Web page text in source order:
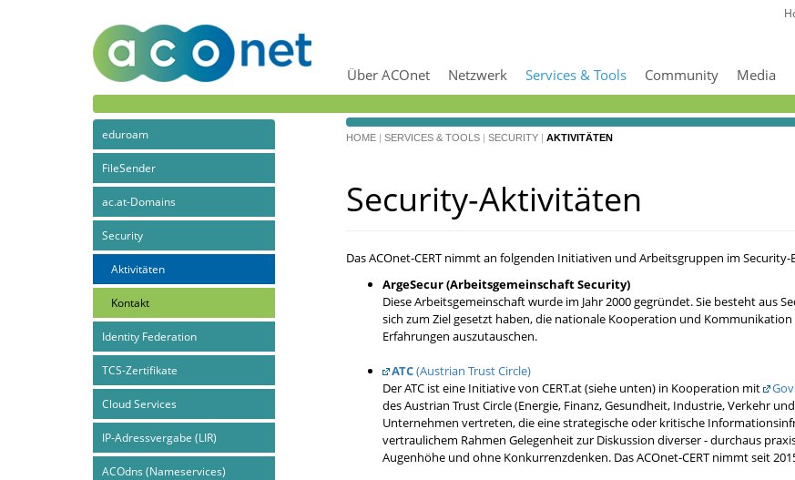
Über ACOnet Netzwerk Services & Tools Community Media
eduroam
FileSender
ac.at-Domains
Security
Aktivitäten
Kontakt
Identity Federation
TCS-Zertifikate
Cloud Services
IP-Adressvergabe (LIR)
ACOdns (Nameservices)
HOME| SERVICES & TOOLS| SECURITY| AKTIVITÄTEN
Security-Aktivitäten
Das ACOnet-CERT nimmt an folgenden Initiativen und Arbeitsgruppen im Security-
ArgeSecur (Arbeitsgemeinschaft Security)
Diese Arbeitsgemeinschaft wurde im Jahr 2000 gegründet. Sie besteht aus
sich zum Ziel gesetzt haben, die nationale Kooperation und
Erfahrungen auszutauschen.
ATC(Austrian Trust Circle)
Der ATC ist eine Initiative von CERT.at (siehe unten) in Kooperation mit
des Austrian Trust Circle (Energie, Finanz, Gesundheit, Industrie, Verkehr
Unternehmen vertreten, die eine strategische oder kritische
vertraulichem Rahmen Gelegenheit zur Diskussion diverser - durchaus
Augenhöhe und ohne Konkurrenzdenken. Das ACOnet-CERT nimmt seit